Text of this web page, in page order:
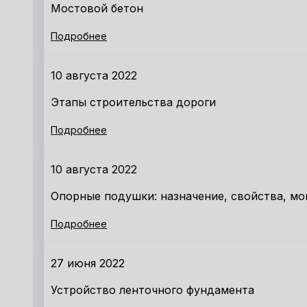
Мостовой бетон
Подробнее
10 августа 2022
Этапы строительства дороги
Подробнее
10 августа 2022
Опорные подушки: назначение, свойства,
Подробнее
27 июня 2022
Устройство ленточного фундамента